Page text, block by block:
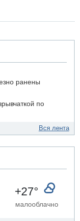
ранены
по
детей
в
- Гильбоа
Вся лента
+27°
малооблачно